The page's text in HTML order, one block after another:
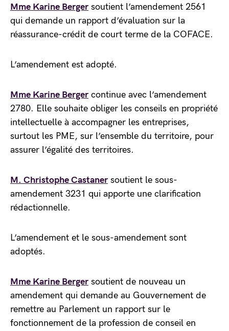
Mme Karine Bergersoutient l’amendement 2561
qui demande un rapport d’évaluation sur la
réassurance-crédit de court terme de la COFACE.
L’amendement est adopté.
Mme Karine Bergercontinue avec l’amendement
2780. Elle souhaite obliger les conseils en propriété
intellectuelle à accompagner les entreprises,
surtout les PME, sur l’ensemble du territoire, pour
assurer l’égalité des territoires.
M. Christophe Castanersoutient le sous-
amendement 3231 qui apporte une clarification
rédactionnelle.
L’amendement et le sous-amendement sont
adoptés.
Mme Karine Bergersoutient de nouveau un
amendement qui demande au Gouvernement de
remettre au Parlement un rapport sur le
fonctionnement de la profession de conseil en